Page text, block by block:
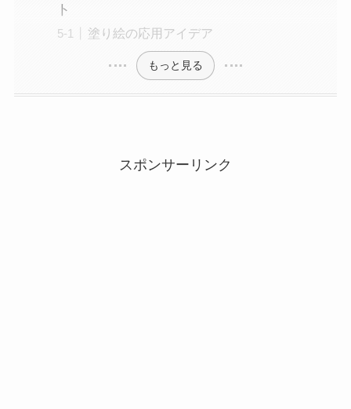
ト
塗り絵の応用アイデア
もっと見る
スポンサーリンク